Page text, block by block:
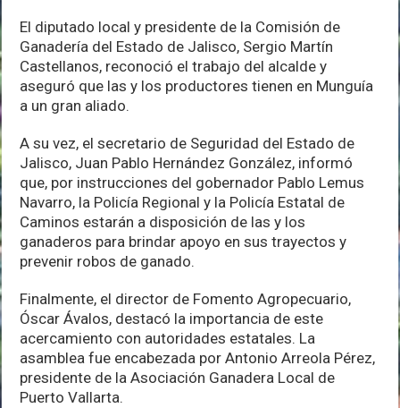
El diputado local y presidente de la Comisión de
Ganadería del Estado de Jalisco, Sergio Martín
Castellanos, reconoció el trabajo del alcalde y
aseguró que las y los productores tienen en Munguía
a un gran aliado.
A su vez, el secretario de Seguridad del Estado de
Jalisco, Juan Pablo Hernández González, informó
que, por instrucciones del gobernador Pablo Lemus
Navarro, la Policía Regional y la Policía Estatal de
Caminos estarán a disposición de las y los
ganaderos para brindar apoyo en sus trayectos y
prevenir robos de ganado.
Finalmente, el director de Fomento Agropecuario,
Óscar Ávalos, destacó la importancia de este
acercamiento con autoridades estatales. La
asamblea fue encabezada por Antonio Arreola Pérez,
presidente de la Asociación Ganadera Local de
Puerto Vallarta.